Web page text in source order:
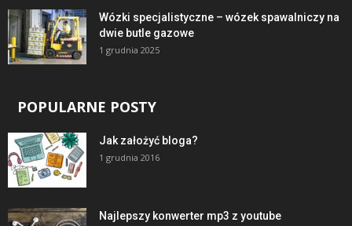
Wózki specjalistyczne – wózek spawalniczy na
dwie butle gazowe
1 grudnia 2025
POPULARNE POSTY
Jak założyć bloga?
1 grudnia 2016
Najlepszy konwerter mp3 z youtube